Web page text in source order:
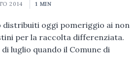
2014 1 MIN
distribuiti oggi pomeriggio ai non
per la raccolta differenziata.
luglio quando il Comune di